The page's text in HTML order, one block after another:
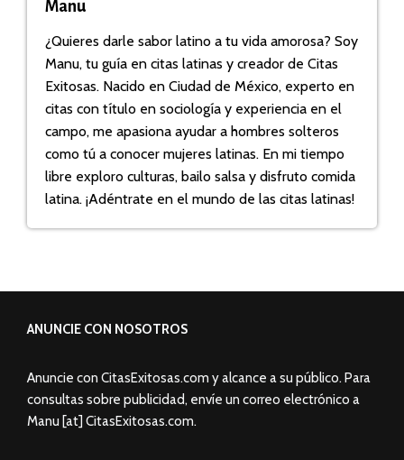
Manu
¿Quieres darle sabor latino a tu vida amorosa? Soy
Manu, tu guía en citas latinas y creador de Citas
Exitosas. Nacido en Ciudad de México, experto en
citas con título en sociología y experiencia en el
campo, me apasiona ayudar a hombres solteros
como tú a conocer mujeres latinas. En mi tiempo
libre exploro culturas, bailo salsa y disfruto comida
latina. ¡Adéntrate en el mundo de las citas latinas!
ANUNCIE CON NOSOTROS
Anuncie con CitasExitosas.com y alcance a su público. Para
consultas sobre publicidad, envíe un correo electrónico a
Manu [at] CitasExitosas.com.